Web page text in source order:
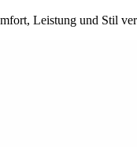
Leistung und Stil